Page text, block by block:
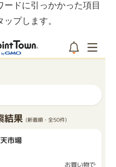
ドに引っかかった項目
プします。